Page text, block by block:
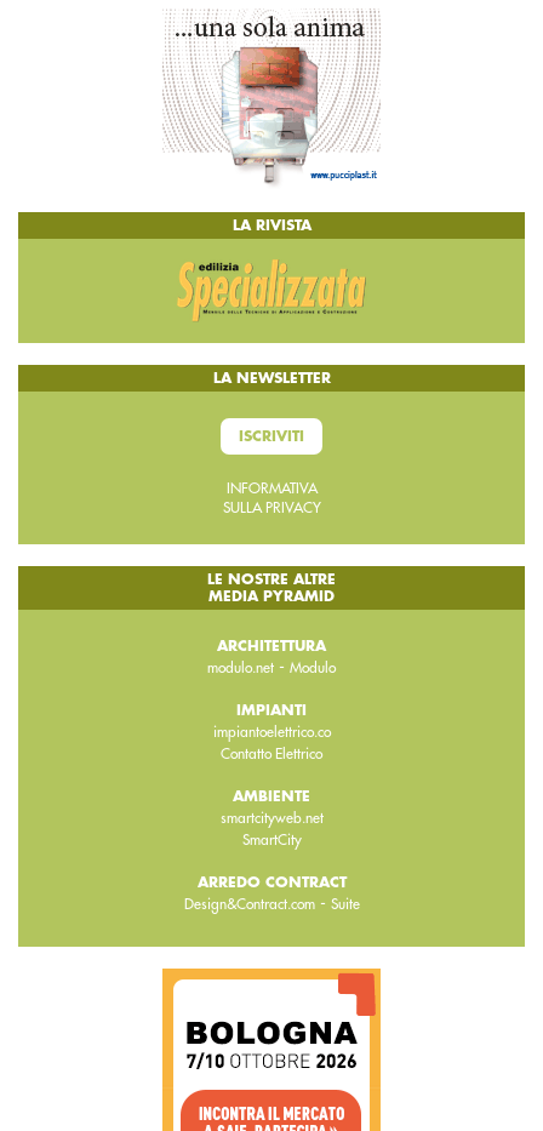
LA RIVISTA
LA NEWSLETTER
ISCRIVITI
INFORMATIVA
SULLA PRIVACY
LE NOSTRE ALTRE
MEDIA PYRAMID
ARCHITETTURA
modulo.net - Modulo
IMPIANTI
impiantoelettrico.co
Contatto Elettrico
AMBIENTE
smartcityweb.net
SmartCity
ARREDO CONTRACT
Design&Contract.com- Suite